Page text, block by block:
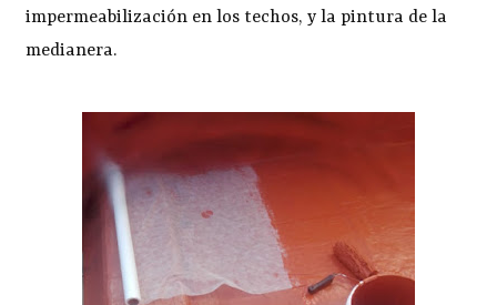
impermeabilización en los techos, y la pintura de la
medianera.